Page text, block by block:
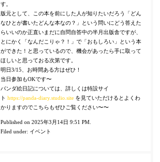
す。
版元として、この本を前にした人が知りたいだろう「どん
なひとが書いたどんな本なの？」という問いにどう答えた
らいいのか正直いまだに自問自答中の半月出版舎ですが、
とにかく「なんだこりゃ？！」で「おもしろい」という本
ができた！と思っているので、機会があったら手に取って
ほしいと思っておる次第です。
明日3/15、お時間ある方はぜひ！
当日参加もOKです〜
パンダ絵日記については、詳しくは特設サイ
ト https://panda-diary.studio.site を見ていただけるとよくわ
かりますのでこちらもぜひご覧ください〜〜
Published on 2025年3月14日 9:51 PM.
Filed under: イベント